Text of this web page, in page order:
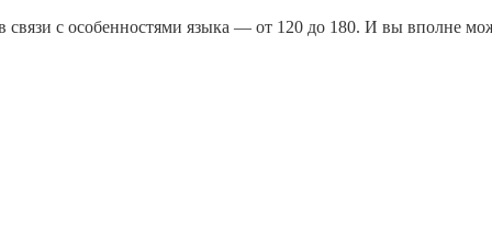
с особенностями языка — от 120 до 180. И вы вполне